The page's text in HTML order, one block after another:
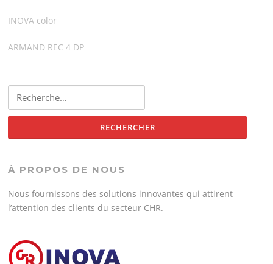
INOVA color
ARMAND REC 4 DP
Rechercher :
À PROPOS DE NOUS
Nous fournissons des solutions innovantes qui attirent
l’attention des clients du secteur CHR.